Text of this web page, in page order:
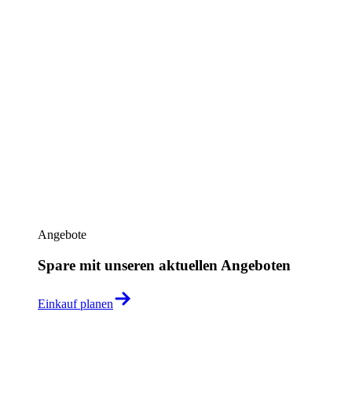
Angebote
Spare mit unseren aktuellen Angeboten
Einkauf planen